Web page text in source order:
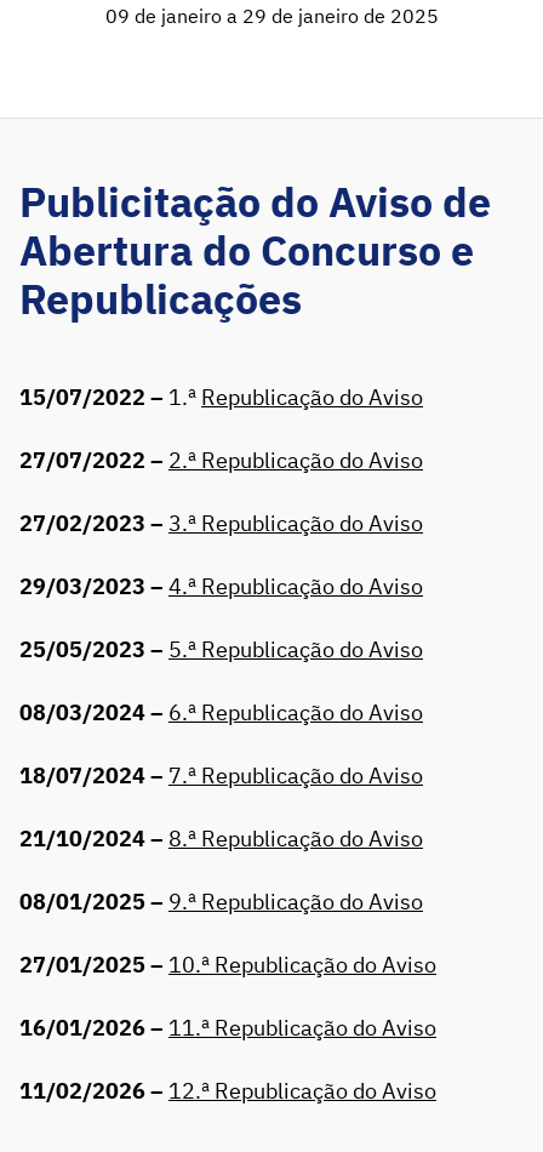
09 de janeiro a 29 de janeiro de 2025
Publicitação do Aviso de
Abertura do Concurso e
Republicações
15/07/2022 – 1.ª Republicação do Aviso
27/07/2022 – 2.ª Republicação do Aviso
27/02/2023 – 3.ª Republicação do Aviso
29/03/2023 – 4.ª Republicação do Aviso
25/05/2023 – 5.ª Republicação do Aviso
08/03/2024 – 6.ª Republicação do Aviso
18/07/2024 – 7.ª Republicação do Aviso
21/10/2024 – 8.ª Republicação do Aviso
08/01/2025 – 9.ª Republicação do Aviso
27/01/2025 – 10.ª Republicação do Aviso
16/01/2026 – 11.ª Republicação do Aviso
11/02/2026 – 12.ª Republicação do Aviso